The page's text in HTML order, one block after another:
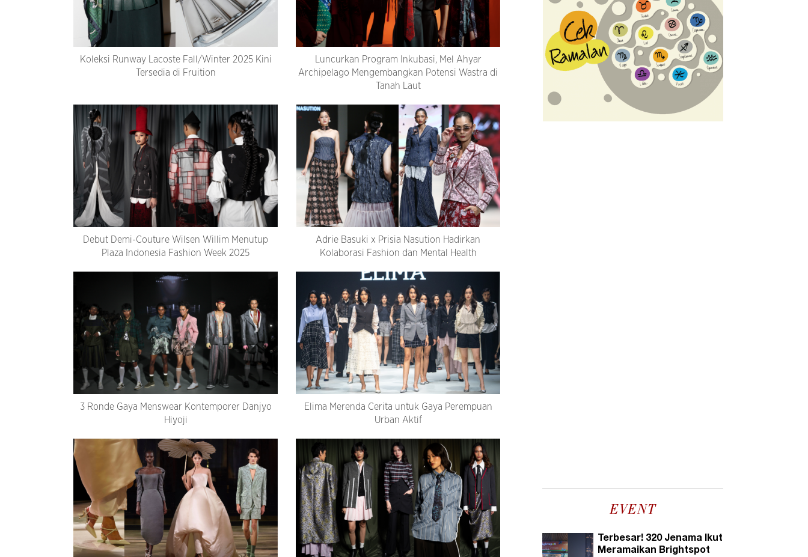
Koleksi Runway Lacoste Fall/Winter 2025 Kini
Tersedia di Fruition
Luncurkan Program Inkubasi, Mel Ahyar
Archipelago Mengembangkan Potensi Wastra di
Tanah Laut
Debut Demi-Couture Wilsen Willim Menutup
Plaza Indonesia Fashion Week 2025
Adrie Basuki x Prisia Nasution Hadirkan
Kolaborasi Fashion dan Mental Health
3 Ronde Gaya Menswear Kontemporer Danjyo
Hiyoji
Elima Merenda Cerita untuk Gaya Perempuan
Urban Aktif
EVENT
Terbesar! 320 Jenama Ikut
Meramaikan Brightspot